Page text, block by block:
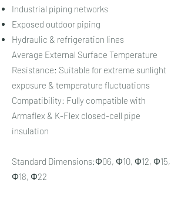
Industrial piping networks
Exposed outdoor piping
Hydraulic & refrigeration lines
Average External Surface Temperature
Resistance: Suitable for extreme sunlight
exposure & temperature fluctuations
Compatibility: Fully compatible with
Armaflex & K-Flex closed-cell pipe
insulation
Standard Dimensions:Φ06, Φ10, Φ12, Φ15,
Φ18, Φ22